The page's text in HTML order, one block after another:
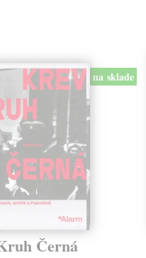
na sklade
Černá